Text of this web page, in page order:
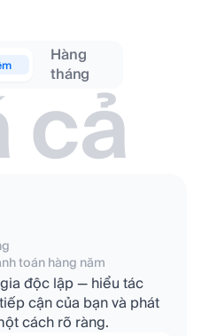
Hàng
tháng
cả
toán hàng năm
độc lập — hiểu tác
cận của bạn và phát
cách rõ ràng.